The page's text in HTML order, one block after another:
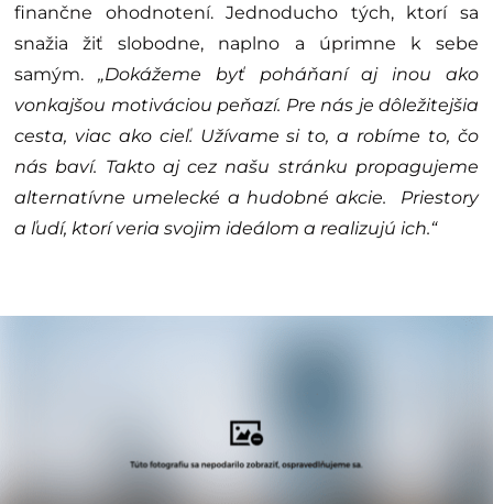
finančne ohodnotení. Jednoducho tých, ktorí sa
snažia žiť slobodne, naplno a úprimne k sebe
samým. „Dokážeme byť poháňaní aj inou ako
vonkajšou motiváciou peňazí. Pre nás je dôležitejšia
cesta, viac ako cieľ. Užívame si to, a robíme to, čo
nás baví. Takto aj cez našu stránku propagujeme
alternatívne umelecké a hudobné akcie. Priestory
a ľudí, ktorí veria svojim ideálom a realizujú ich.“